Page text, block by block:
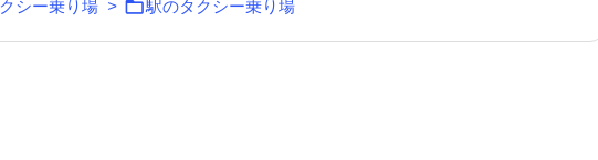
シー乗り場 > 駅のタクシー乗り場